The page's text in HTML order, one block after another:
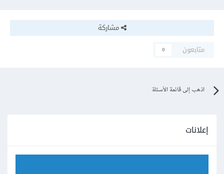
مشاركة
متابعون
0
اذهب إلى قائمة الأسئلة
إعلانات